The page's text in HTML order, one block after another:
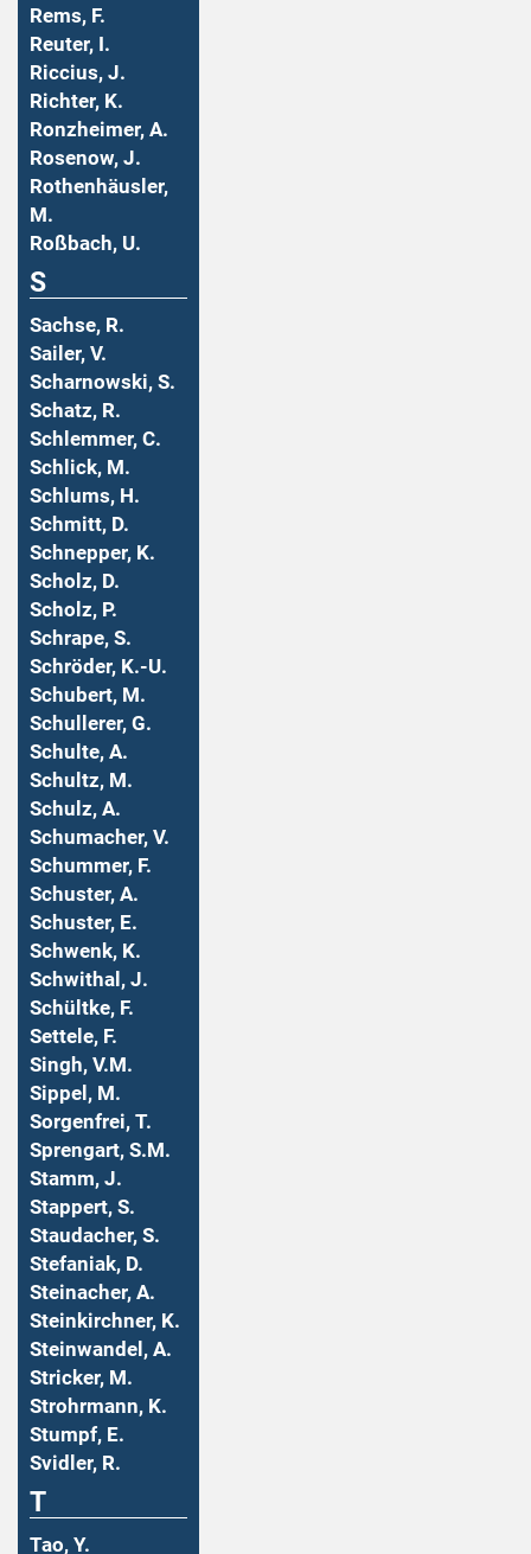
Rems, F.
Reuter, I.
Riccius, J.
Richter, K.
Ronzheimer, A.
Rosenow, J.
Rothenhäusler,
M.
Roßbach, U.
S
Sachse, R.
Sailer, V.
Scharnowski, S.
Schatz, R.
Schlemmer, C.
Schlick, M.
Schlums, H.
Schmitt, D.
Schnepper, K.
Scholz, D.
Scholz, P.
Schrape, S.
Schröder, K.-U.
Schubert, M.
Schullerer, G.
Schulte, A.
Schultz, M.
Schulz, A.
Schumacher, V.
Schummer, F.
Schuster, A.
Schuster, E.
Schwenk, K.
Schwithal, J.
Schültke, F.
Settele, F.
Singh, V.M.
Sippel, M.
Sorgenfrei, T.
Sprengart, S.M.
Stamm, J.
Stappert, S.
Staudacher, S.
Stefaniak, D.
Steinacher, A.
Steinkirchner, K.
Steinwandel, A.
Stricker, M.
Strohrmann, K.
Stumpf, E.
Svidler, R.
T
Tao, Y.